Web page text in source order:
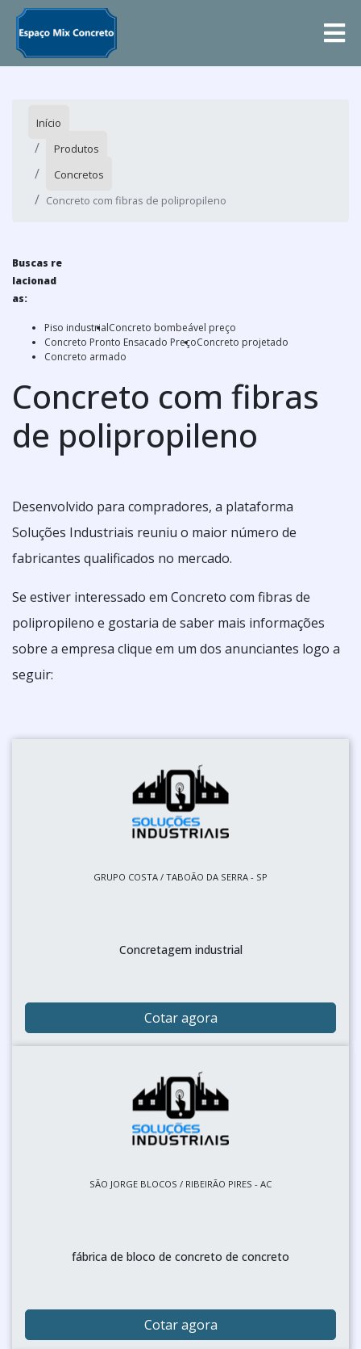
Início
Produtos
Concretos
Concreto com fibras de polipropileno
Buscas re
lacionad
as:
Piso industrialConcreto bombeável preço
Concreto Pronto Ensacado PreçoConcreto projetado
Concreto armado
Concreto com fibras
de polipropileno
Desenvolvido para compradores, a plataforma
Soluções Industriais reuniu o maior número de
fabricantes qualificados no mercado.
Se estiver interessado em Concreto com fibras de
polipropileno e gostaria de saber mais informações
sobre a empresa clique em um dos anunciantes logo a
seguir:
GRUPO COSTA / TABOÃO DA SERRA - SP
Concretagem industrial
Cotar agora
SÃO JORGE BLOCOS / RIBEIRÃO PIRES - AC
fábrica de bloco de concreto de concreto
Cotar agora